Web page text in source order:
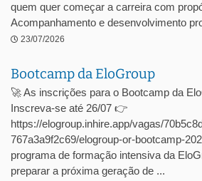
quem quer começar a carreira com
Acompanhamento e desenvolvimento
23/07/2026
Bootcamp da EloGroup
🚀 As inscrições para o Bootcamp da
Inscreva-se até 26/07 👉
https://elogroup.inhire.app/vagas/
767a3a9f2c69/elogroup-or-bootcamp-
programa de formação intensiva da
preparar a próxima geração de ...